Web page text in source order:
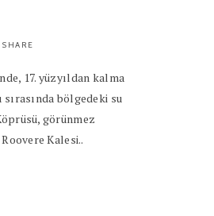
SHARE
17. yüzyıldan kalma
bölgedeki su
görünmez
Kalesi..